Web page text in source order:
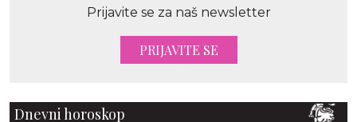
Prijavite se za naš newsletter
PRIJAVITE SE
Dnevni horoskop